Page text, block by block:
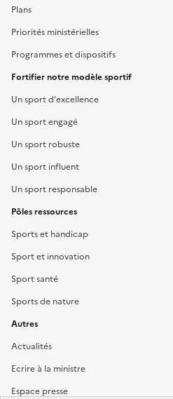
Plans
Priorités ministérielles
Programmes et dispositifs
Fortifier notre modèle sportif
Un sport d'excellence
Un sport engagé
Un sport robuste
Un sport influent
Un sport responsable
Pôles ressources
Sports et handicap
Sport et innovation
Sport santé
Sports de nature
Autres
Actualités
Ecrire à la ministre
Espace presse